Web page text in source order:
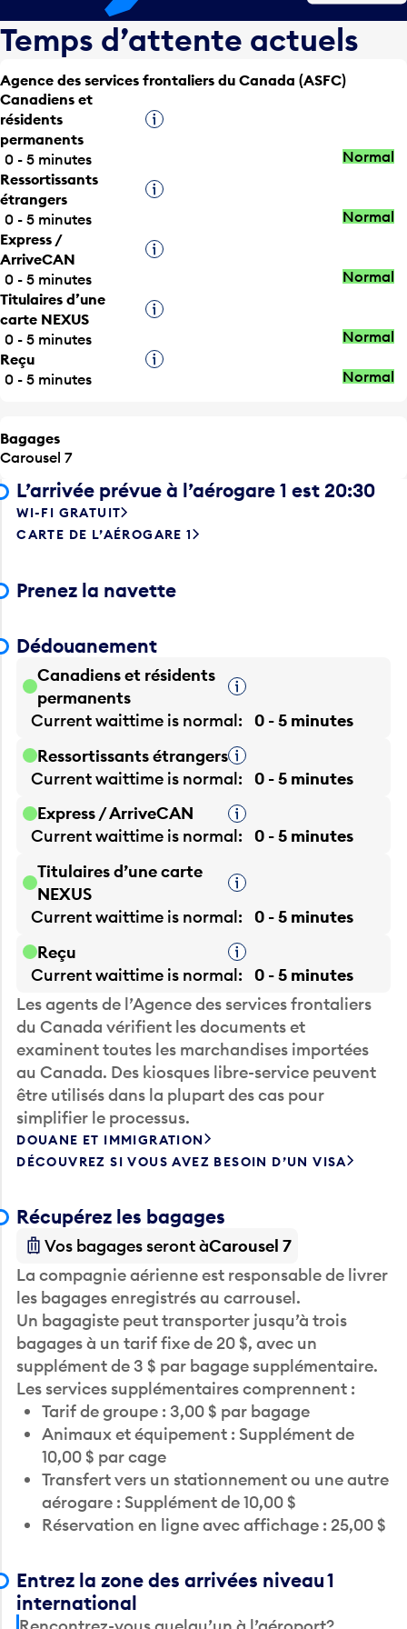
Temps d’attente actuels
Agence des services frontaliers du Canada (ASFC)
Canadiens et
résidents
permanents
Infobulle
0 - 5 minutes
Normal
Ressortissants
étrangers
Infobulle
0 - 5 minutes
Normal
Express /
ArriveCAN
Infobulle
0 - 5 minutes
Normal
Titulaires d’une
carte NEXUS
Infobulle
0 - 5 minutes
Normal
Reçu
Infobulle
0 - 5 minutes
Normal
Bagages
Carousel 7
L’arrivée prévue à l’aérogare 1 est 20:30
WI-FI GRATUIT
CARTE DE L’AÉROGARE 1
Prenez la navette
Dédouanement
Canadiens et résidents
permanents
Infobulle
Current waittime is normal
0 - 5 minutes
Ressortissants étrangersInfobulle
Current waittime is normal
0 - 5 minutes
Express / ArriveCAN
Infobulle
Current waittime is normal
0 - 5 minutes
Titulaires d’une carte
NEXUS
Infobulle
Current waittime is normal
0 - 5 minutes
Reçu
Infobulle
Current waittime is normal
0 - 5 minutes
Les agents de l’Agence des services frontaliers
du Canada vérifient les documents et
examinent toutes les marchandises importées
au Canada. Des kiosques libre-service peuvent
être utilisés dans la plupart des cas pour
simplifier le processus.
DOUANE ET IMMIGRATION
DÉCOUVREZ SI VOUS AVEZ BESOIN D’UN VISA
Récupérez les bagages
Vos bagages seront àCarousel 7
La compagnie aérienne est responsable de livrer
les bagages enregistrés au carrousel.
Un bagagiste peut transporter jusqu’à trois
bagages à un tarif fixe de 20 $, avec un
supplément de 3 $ par bagage supplémentaire.
Les services supplémentaires comprennent :
Tarif de groupe : 3,00 $ par bagage
Animaux et équipement : Supplément de
10,00 $ par cage
Transfert vers un stationnement ou une autre
aérogare : Supplément de 10,00 $
Réservation en ligne avec affichage : 25,00 $
Entrez la zone des arrivées niveau 1
international